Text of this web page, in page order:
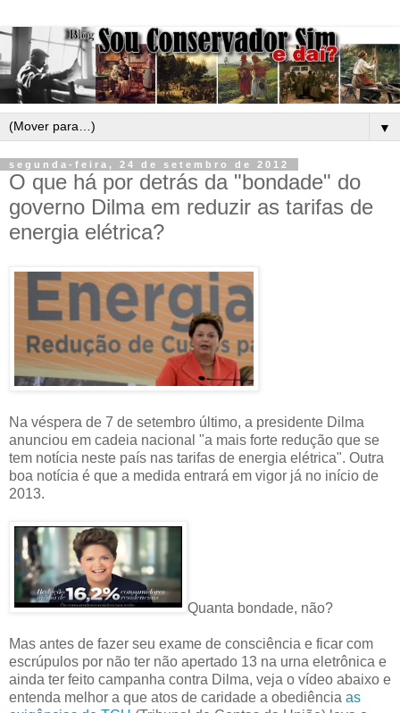
▼
segunda-feira, 24 de setembro de 2012
O que há por detrás da "bondade" do
governo Dilma em reduzir as tarifas de
energia elétrica?
Na véspera de 7 de setembro último, a presidente Dilma
anunciou em cadeia nacional "a mais forte redução que se
tem notícia neste país nas tarifas de energia elétrica". Outra
boa notícia é que a medida entrará em vigor já no início de
2013.
Quanta bondade, não?
Mas antes de fazer seu exame de consciência e ficar com
escrúpulos por não ter não apertado 13 na urna eletrônica e
ainda ter feito campanha contra Dilma, veja o vídeo abaixo e
entenda melhor a que atos de caridade a obediência as